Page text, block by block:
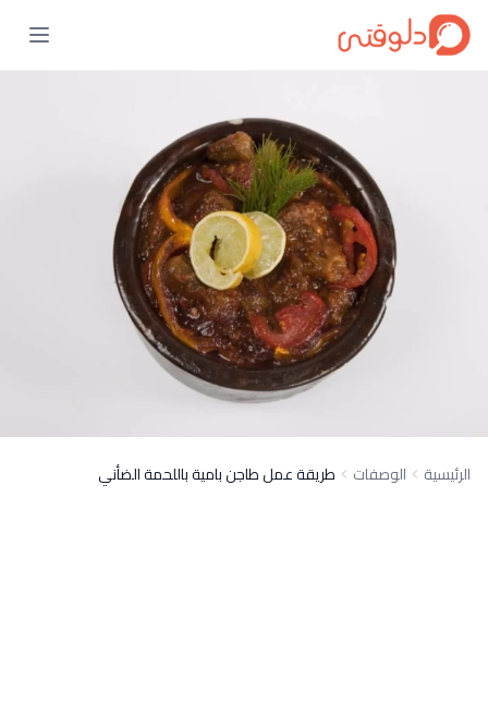
الرئيسية الوصفات طريقة عمل طاجن بامية باللحمة الضأني